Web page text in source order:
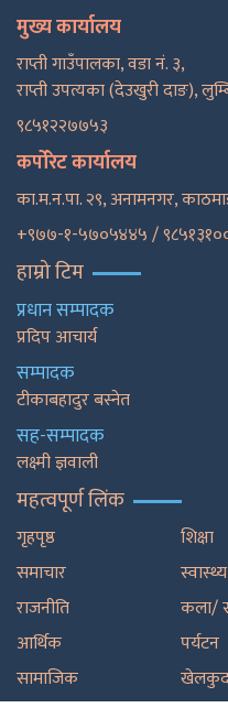
मुख्य कार्यालय
राप्ती गाउँपालका, वडा नं. ३,
राप्ती उपत्यका (देउखुरी दाङ),
९८५१२२७७५३
कर्पोरेट कार्यालय
का.म.न.पा. २९, अनामनगर,
+९७७-१-५७०५४४५ /
हाम्रो टिम
प्रधान सम्पादक
प्रदिप आचार्य
सम्पादक
टीकाबहादुर बस्नेत
सह-सम्पादक
लक्ष्मी ज्ञवाली
महत्वपूर्ण लिंक
गृहपृष्ठ
समाचार
राजनीति
आर्थिक
सामाजिक
शिक्षा
स्वास्थ्य
कला/
पर्यटन